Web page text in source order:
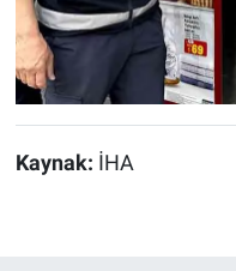
Kaynak: İHA